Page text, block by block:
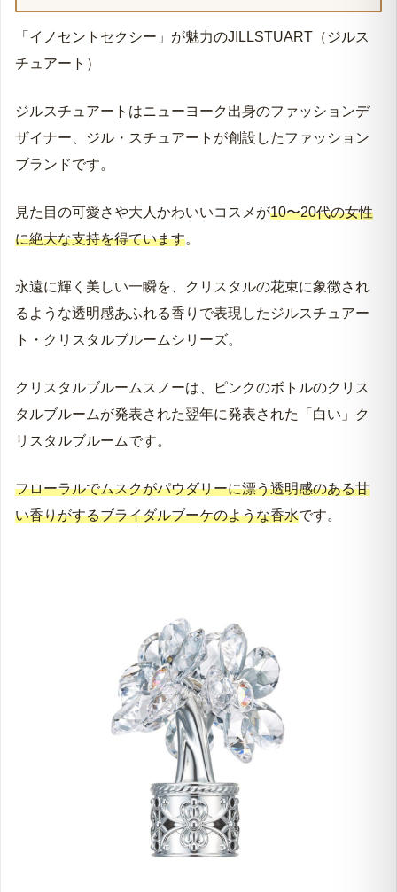
ジルスチュアート｜クリスタルブルームスノーのボ
トル容量と価格
ジル・スチュアート｜クリスタルブルームスノーの
ジルスチュアート｜クリスタルブルームスノーの詳
細情報
ジル・スチュアート｜クリスタルブルームスノーを
愛用していると噂の芸能人
ジルスチュアート｜クリスタルブルームスノーを愛
ジルスチュアート｜クリスタルブルームスノーが愛
される理由！口コミ徹底調査！
香水を付けるマナー！気をつけたいシーンとは？
商品選びの注意！｜正規品と並行輸入品の違いにつ
いて
ジルスチュアート｜クリスタルブルームスノー:商品
詳細
「イノセントセクシー」が魅力のJILLSTUART（ジルス
チュアート）
ジルスチュアートはニューヨーク出身のファッションデ
ザイナー、ジル・スチュアートが創設したファッション
ブランドです。
見た目の可愛さや大人かわいいコスメが10〜20代の女性
に絶大な支持を得ています。
永遠に輝く美しい一瞬を、クリスタルの花束に象徴され
るような透明感あふれる香りで表現したジルスチュアー
ト・クリスタルブルームシリーズ。
クリスタルブルームスノーは、ピンクのボトルのクリス
タルブルームが発表された翌年に発表された「白い」ク
リスタルブルームです。
フローラルでムスクがパウダリーに漂う透明感のある甘
い香りがするブライダルブーケのような香水です。